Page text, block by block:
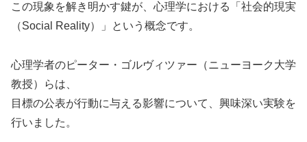
この現象を解き明かす鍵が、心理学における「社会的現実
（Social Reality）」という概念です。
心理学者のピーター・ゴルヴィツァー（ニューヨーク大学
教授）らは、
目標の公表が行動に与える影響について、興味深い実験を
行いました。